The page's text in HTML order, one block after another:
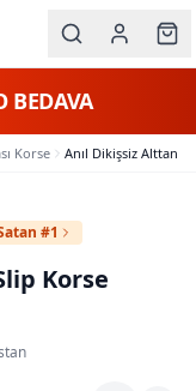
BEDAVA
Korse Anıl Dikişsiz Alttan
#1
Korse